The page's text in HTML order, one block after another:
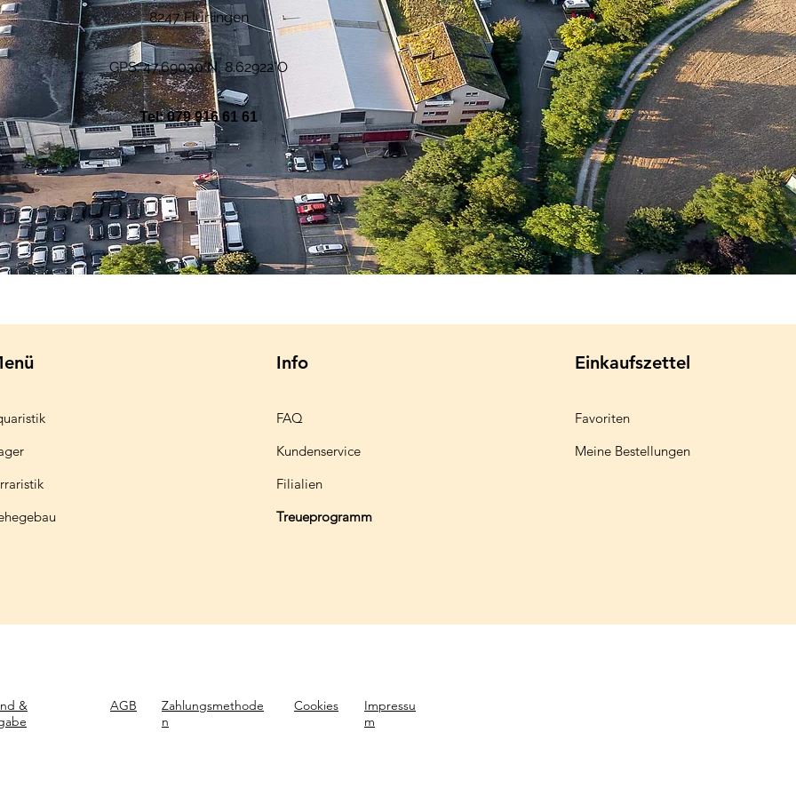
8247 Flurlingen
GPS: 47.69030°N, 8.62922°O
Tel: 079 916 61 61
Info
FAQ
Kundenservice
Filialien
Treueprogramm
Einkaufszettel
Favoriten
Meine Bestellungen
&
AGB
Zahlungsmethode
n
Cookies
Impressu
m